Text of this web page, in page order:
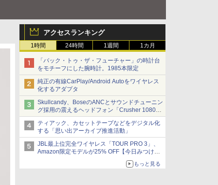
アクセスランキング
1時間 24時間 1週間 1カ月
「バック・トゥ・ザ・フューチャー」の時計台
をモチーフにした腕時計。1985本限定
純正の有線CarPlay/Android Autoをワイヤレス
化するアダプタ
Skullcandy、BoseのANCとサウンドチューニン
グ採用の震えるヘッドフォン「Crusher 1080
ANC」
ティアック、カセットテープなどをデジタル化
する「思い出アーカイブ推進活動」
JBL最上位完全ワイヤレス「TOUR PRO 3」、
Amazon限定モデルが25% OFF【今日みつけた
もっと見る